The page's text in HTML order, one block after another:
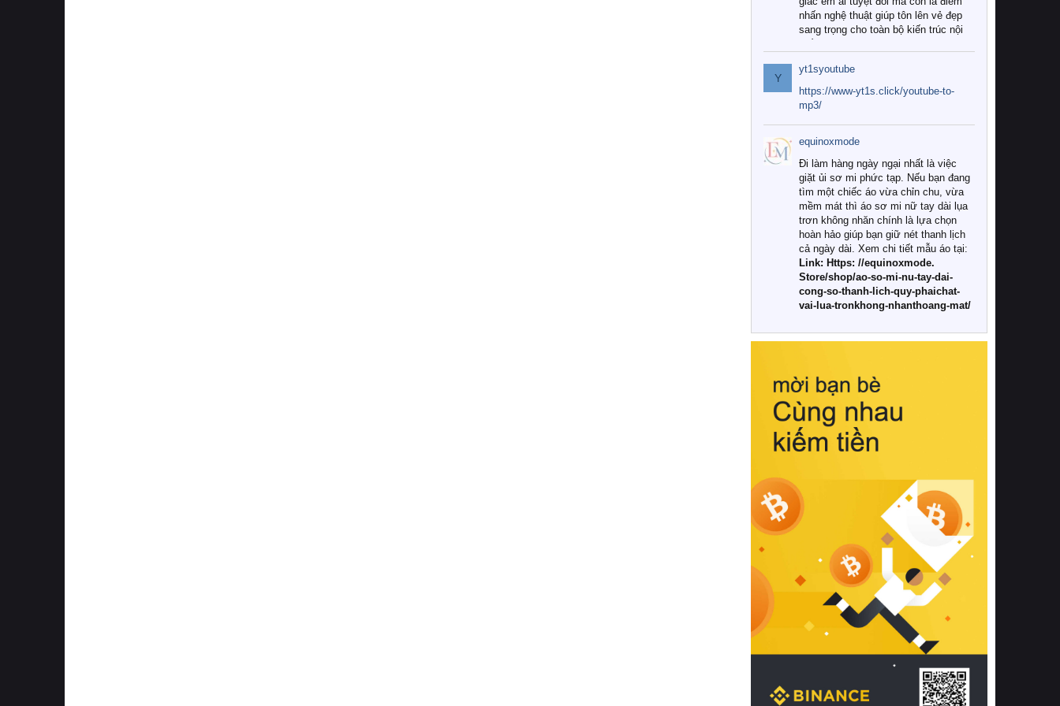
nhấn nghệ thuật giúp tôn lên vẻ đẹp
sang trọng cho toàn bộ kiến trúc nội
Tuy nhiên, giữa thị trường đa dạng
với vô vàn thương hiệu và mẫu mã
như hiện nay, làm thế nào để chọn
được những bộ chăn ga gối đệm cao
cấp thực sự chất lượng, phù hợp với
khí hậu và nhu cầu sử dụng của gia
đình? Hãy cùng chúng tôi đi tìm lời
giải đáp chi tiết qua bài viết dưới đây.
1. Tại sao các gia đình hiện đại lại ưa
chuộng chăn ga gối đệm cao cấp?
Khác với các dòng sản phẩm thông
thường, những bộ chăn ga gối đệm
cao cấp trải qua quy trình sản xuất
nghiêm ngặt từ khâu chọn lọc nguyên
liệu tự nhiên đến công nghệ dệt
nhuộm hiện đại không chứa hóa chất
này, bạn sẽ cảm nhận rõ rệt sự khác
hồi chuẩn xác của phần đệm nâng đỡ
cột sống.
Bên cạnh đó, việc lựa chọn các dòng
sản phẩm đạt chuẩn chất lượng quốc
tế còn giúp ngăn ngừa tình trạng kích
khuẩn và nấm mốc trong điều kiện
thời tiết nóng ẩm. Bạn có thể tìm hiểu
thêm các nghiên cứu khoa học về tác
động của giấc ngủ và môi trường
phòng ngủ đối với sức khỏe con
người tại Sleep Foundation (External
Link) để có cái nhìn toàn diện hơn.
2. Các tiêu chí vàng khi lựa chọn
chăn ga gối đệm cao cấp cho phòng
ngủ
Để sở hữu một bộ chăn ga gối đệm
cao cấp hoàn hảo cả về thẩm mỹ lẫn
công năng, người tiêu dùng cần cân
nhắc kỹ lưỡng các tiêu chí quan trọng
Y
yt1syoutube
https://www-yt1s.click/youtube-to-
mp3/
equinoxmode
Đi làm hàng ngày ngại nhất là việc
giặt ủi sơ mi phức tạp. Nếu bạn đang
tìm một chiếc áo vừa chỉn chu, vừa
mềm mát thì áo sơ mi nữ tay dài lụa
trơn không nhăn chính là lựa chọn
hoàn hảo giúp bạn giữ nét thanh lịch
cả ngày dài. Xem chi tiết mẫu áo tại:
Link: Https: //equinoxmode.
Store/shop/ao-so-mi-nu-tay-dai-
cong-so-thanh-lich-quy-phaichat-
vai-lua-tronkhong-nhanthoang-mat/